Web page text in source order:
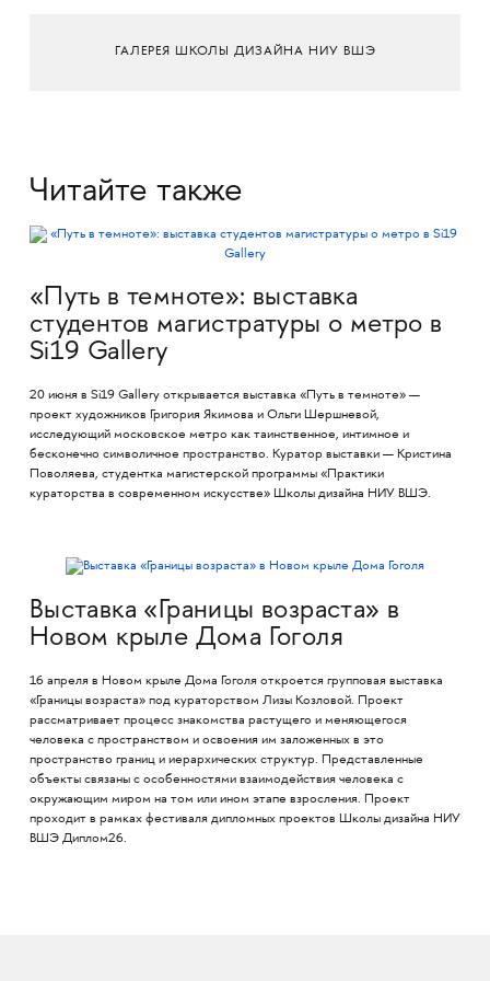
ГАЛЕРЕЯ ШКОЛЫ ДИЗАЙНА НИУ ВШЭ
Читайте также
«Путь в темноте»: выставка
студентов магистратуры о метро в
Si19 Gallery
20 июня в Si19 Gallery открывается выставка «Путь в темноте» —
проект художников Григория Якимова и Ольги Шершневой,
исследующий московское метро как таинственное, интимное и
бесконечно символичное пространство. Куратор выставки — Кристина
Поволяева, студентка магистерской программы «Практики
кураторства в современном искусстве» Школы дизайна НИУ ВШЭ.
Выставка «Границы возраста» в
Новом крыле Дома Гоголя
16 апреля в Новом крыле Дома Гоголя откроется групповая выставка
«Границы возраста» под кураторством Лизы Козловой. Проект
рассматривает процесс знакомства растущего и меняющегося
человека с пространством и освоения им заложенных в это
пространство границ и иерархических структур. Представленные
объекты связаны с особенностями взаимодействия человека с
окружающим миром на том или ином этапе взросления. Проект
проходит в рамках фестиваля дипломных проектов Школы дизайна НИУ
ВШЭ Диплом26.